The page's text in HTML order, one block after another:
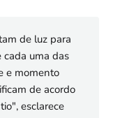
de luz para
cada uma das
e momento
de acordo
esclarece